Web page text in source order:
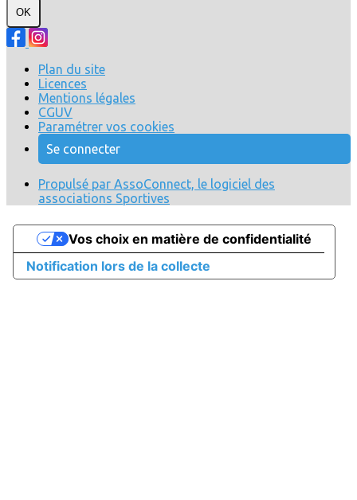
OK
Plan du site
Licences
Mentions légales
CGUV
Paramétrer vos cookies
Se connecter
Propulsé par AssoConnect, le logiciel des
associations Sportives
Notification lors de la collecte
Vos choix en matière de confidentialité